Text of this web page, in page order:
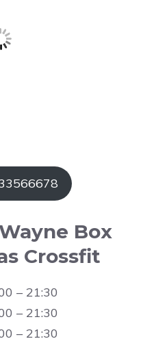
Box
Crossfit
– 21:30
– 21:30
– 21:30